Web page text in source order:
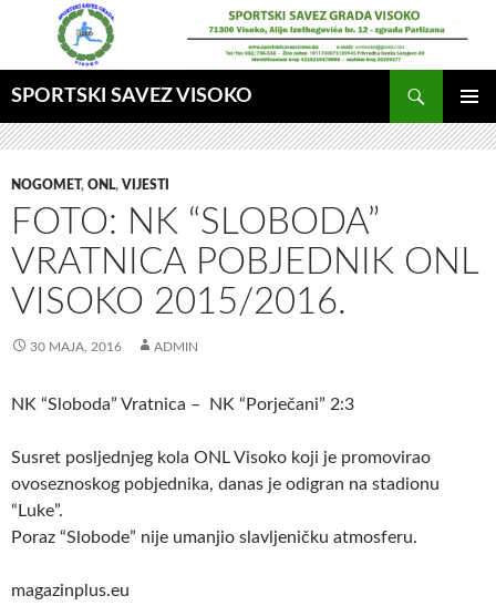
SPORTSKI SAVEZ VISOKO
GLAVNI
MENI
NOGOMET, ONL, VIJESTI
FOTO: NK “SLOBODA”
VRATNICA POBJEDNIK ONL
VISOKO 2015/2016.
30 MAJA, 2016 ADMIN
NK “Sloboda” Vratnica – NK “Porječani” 2:3
Susret posljednjeg kola ONL Visoko koji je promovirao
ovoseznoskog pobjednika, danas je odigran na stadionu
“Luke”.
Poraz “Slobode” nije umanjio slavljeničku atmosferu.
magazinplus.eu